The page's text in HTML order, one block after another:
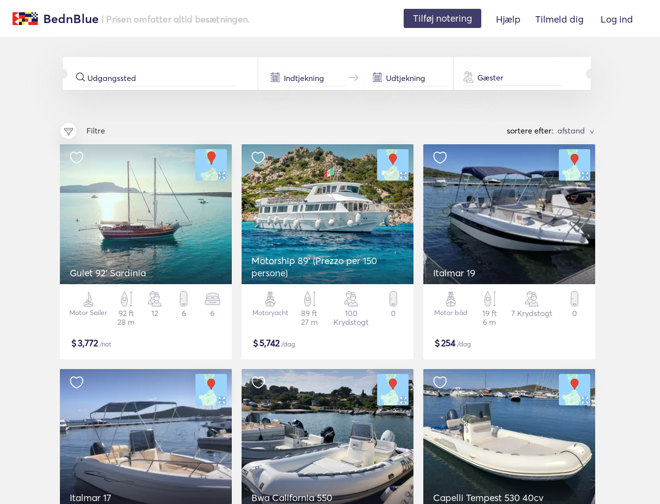
BednBlue | Prisen omfatter altid besætningen. Tilføj notering Hjælp Tilmeld dig Log ind
Gæster
Filtre sortere efter: >
Gulet 92' Sardinia
Motor Sailer
92 ft
28 m
12 6 6
$3,772/nat
Motorship 89' (Prezzo per 150
persone)
Motoryacht
89 ft
27 m
100
Krydstogt
0
$5,742/dag
Italmar 19
Motor båd
19 ft
6 m
7 Krydstogt 0
$254/dag
Italmar 17 Bwa California 550 Capelli Tempest 530 40cv